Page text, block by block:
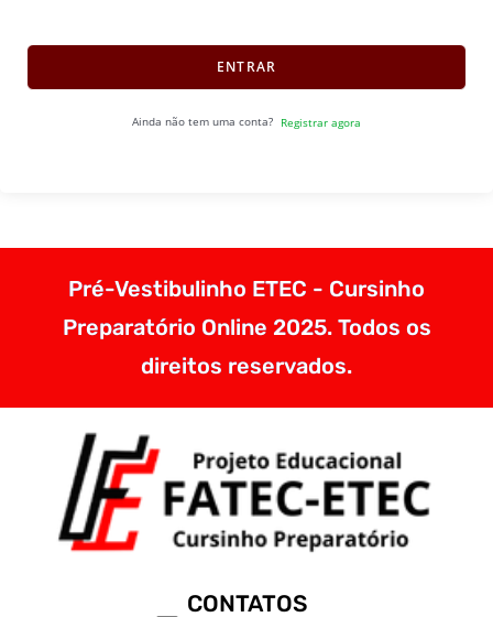
ENTRAR
Ainda não tem uma conta? Registrar agora
Pré-Vestibulinho ETEC - Cursinho
Preparatório Online 2025. Todos os
direitos reservados.
CONTATOS